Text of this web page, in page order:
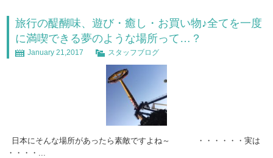
旅行の醍醐味、遊び・癒し・お買い物♪全てを一度
に満喫できる夢のような場所って…？
January 21,2017 スタッフブログ
日本にそんな場所があったら素敵ですよね～ ・・・・・・実は
・・・・...